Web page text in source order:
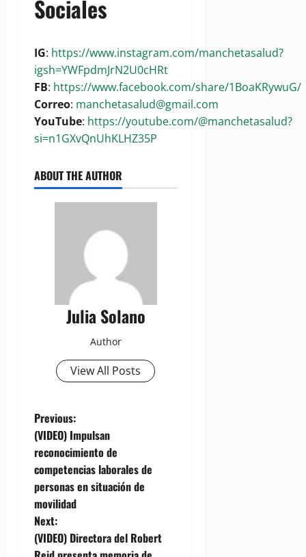
Sociales
IG: https://www.instagram.com/manchetasalud?
igsh=YWFpdmJrN2U0cHRt
FB: https://www.facebook.com/share/1BoaKRywuG/
Correo: manchetasalud@gmail.com
YouTube: https://youtube.com/@manchetasalud?
si=n1GXvQnUhKLHZ35P
ABOUT THE AUTHOR
Julia Solano
Author
View All Posts
P
o
s
t
n
Previous:
(VIDEO) Impulsan
reconocimiento de
competencias laborales de
personas en situación de
movilidad
Next:
(VIDEO) Directora del Robert